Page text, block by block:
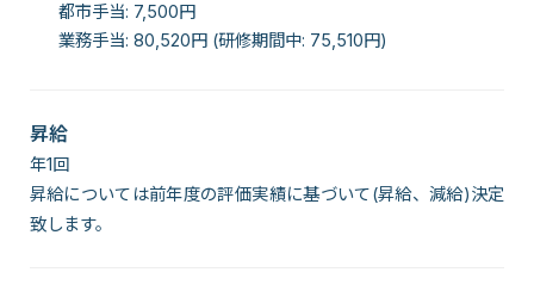
都市手当: 7,500円
業務手当: 80,520円 (研修期間中: 75,510円)
昇給
年1回
昇給については前年度の評価実績に基づいて(昇給、減給)決定
致します。